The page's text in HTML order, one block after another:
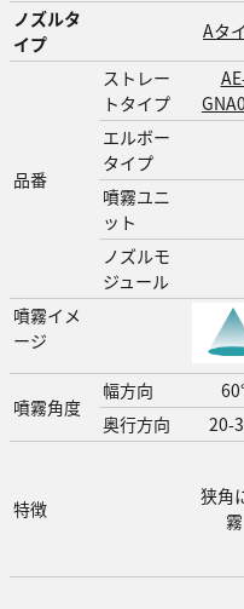
ノズルタ
イプ
Aタ
品番
ストレー
トタイプ
エルボー
タイプ
噴霧ユニ
ット
ノズルモ
ジュール
噴霧イメ
ージ
噴霧角度
幅方向
奥行方向
20-
特徴
狭角
霧